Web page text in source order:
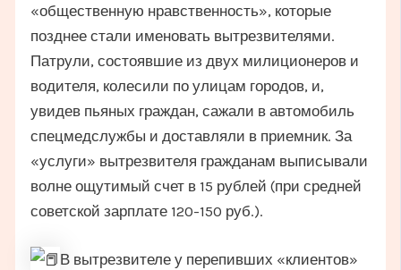
«общественную нравственность», которые
позднее стали именовать вытрезвителями.
Патрули, состоявшие из двух милиционеров и
водителя, колесили по улицам городов, и,
увидев пьяных граждан, сажали в автомобиль
спецмедслужбы и доставляли в приемник. За
«услуги» вытрезвителя гражданам выписывали
волне ощутимый счет в 15 рублей (при средней
советской зарплате 120-150 руб.).
В вытрезвителе у перепивших «клиентов»